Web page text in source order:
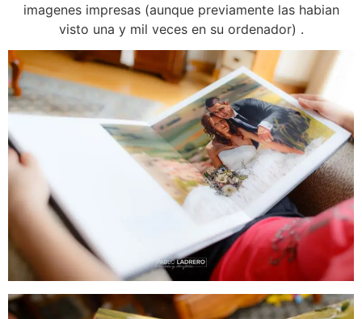
imagenes impresas (aunque previamente las habian
visto una y mil veces en su ordenador) .